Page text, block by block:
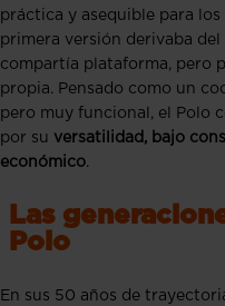
práctica y asequible para
primera versión derivaba
compartía plataforma, pero
propia. Pensado como un
pero muy funcional, el Polo
por su versatilidad, bajo
económico.
Las
Polo
En sus 50 años de